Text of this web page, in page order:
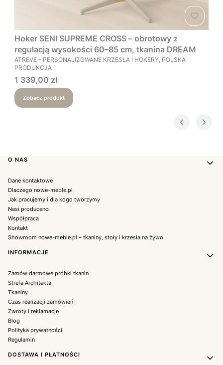
Hoker SENI SUPREME CROSS – obrotowy z
regulacją wysokości 60–85 cm, tkanina DREAM
PRODUCENT
ATREVE – PERSONALIZOWANE KRZESŁA I HOKERY, POLSKA
PRODUKCJA
Cena
1 339,00 zł
Zobacz produkt
Linki w stopce
O NAS
Dane kontaktowe
Dlaczego nowe-meble.pl
Jak pracujemy i dla kogo tworzymy
Nasi producenci
Współpraca
Kontakt
Showroom nowe-meble.pl – tkaniny, stoły i krzesła na żywo
INFORMACJE
Zamów darmowe próbki tkanin
Strefa Architekta
Tkaniny
Czas realizacji zamówień
Zwroty i reklamacje
Blog
Polityka prywatności
Regulamin
DOSTAWA I PŁATNOŚCI